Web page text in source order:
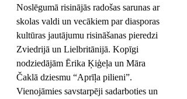
Noslēgumā risinājās radošas sarunas ar
skolas valdi un vecākiem par diasporas
kultūras jautājumu risināšanas pieredzi
Zviedrijā un Lielbritānijā. Kopīgi
nodziedājām Ērika Ķiģeļa un Māra
Čaklā dziesmu “Aprīļa pilieni”.
Vienojāmies savstarpēji sadarboties un